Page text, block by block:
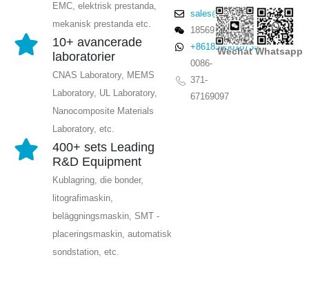
EMC, elektrisk prestanda,
mekanisk prestanda etc.
10+ avancerade
laboratorier
CNAS Laboratory, MEMS
Laboratory, UL Laboratory,
Nanocomposite Materials
Laboratory, etc.
400+ sets Leading
R&D Equipment
Kublagring, die bonder,
litografimaskin,
beläggningsmaskin, SMT -
placeringsmaskin, automatisk
sondstation, etc.
sales@winsensor.com
18569903598
+8618595618735
0086-
371-
67169097
Wechat Whatsapp